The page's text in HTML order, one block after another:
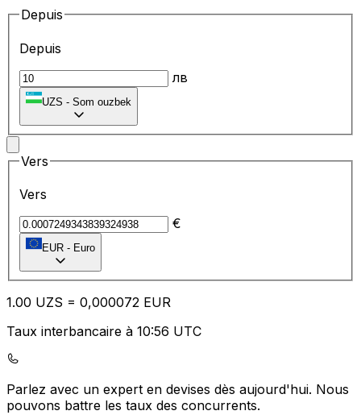
Depuis
Depuis
лв
UZS - Som ouzbek
Vers
Vers
€
EUR - Euro
1.00 UZS = 0,000072 EUR
Taux interbancaire à 10:56 UTC
Parlez avec un expert en devises dès aujourd'hui. Nous
pouvons battre les taux des concurrents.